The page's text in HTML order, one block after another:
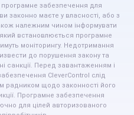
забезпечення для
законно маєте у власності, або з
належним чином інформувати
встановлюється програмне
моніторингу. Недотримання
до порушення закону та
санкції. Перед завантаженням і
CleverControl слід
радником щодо законності його
Програмне забезпечення
для цілей авторизованого